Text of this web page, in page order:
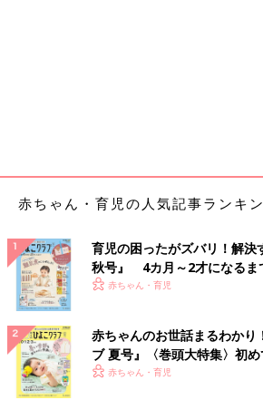
赤ちゃん・育児の人気記事ランキ
育児の困ったがズバリ！解決
秋号』 4カ月～2才になるま
いっぱい！
赤ちゃん・育児
赤ちゃんのお世話まるわかり
ブ 夏号』〈巻頭大特集〉初
く！ おっぱい・ミルクの基本
赤ちゃん・育児